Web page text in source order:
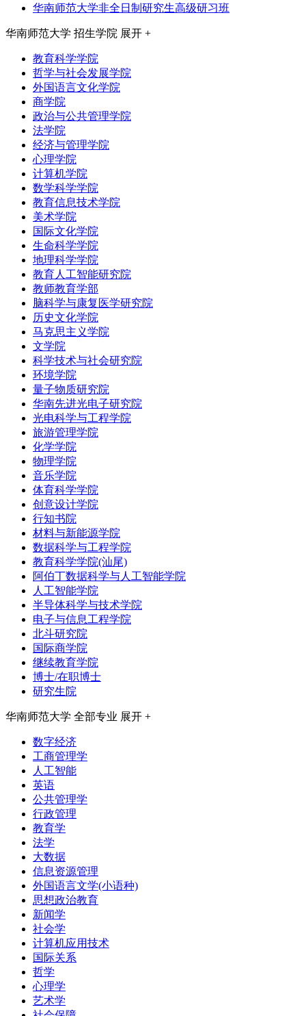
华南师范大学非全日制研究生高级研习班
华南师范大学 招生学院 展开 +
教育科学学院
哲学与社会发展学院
外国语言文化学院
商学院
政治与公共管理学院
法学院
经济与管理学院
心理学院
计算机学院
数学科学学院
教育信息技术学院
美术学院
国际文化学院
生命科学学院
地理科学学院
教育人工智能研究院
教师教育学部
脑科学与康复医学研究院
历史文化学院
马克思主义学院
文学院
科学技术与社会研究院
环境学院
量子物质研究院
华南先进光电子研究院
光电科学与工程学院
旅游管理学院
化学学院
物理学院
音乐学院
体育科学学院
创意设计学院
行知书院
材料与新能源学院
数据科学与工程学院
教育科学学院(汕尾)
阿伯丁数据科学与人工智能学院
人工智能学院
半导体科学与技术学院
电子与信息工程学院
北斗研究院
国际商学院
继续教育学院
博士/在职博士
研究生院
华南师范大学 全部专业 展开 +
数字经济
工商管理学
人工智能
英语
公共管理学
行政管理
教育学
法学
大数据
信息资源管理
外国语言文学(小语种)
思想政治教育
新闻学
社会学
计算机应用技术
国际关系
哲学
心理学
艺术学